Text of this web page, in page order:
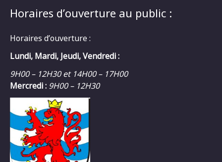
Horaires d’ouverture au public :
Horaires d’ouverture :
Lundi, Mardi, Jeudi, Vendredi :
9H00 – 12H30 et 14H00 – 17H00
Mercredi : 9H00 – 12H30